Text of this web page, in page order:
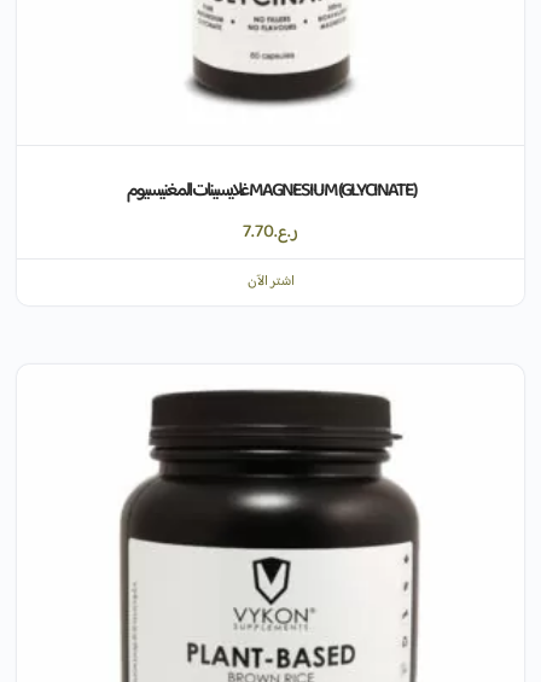
MAGNESIUM (GLYCINATE) غلايسينات المغنيسيوم
ر.ع.7.70
اشتر الآن